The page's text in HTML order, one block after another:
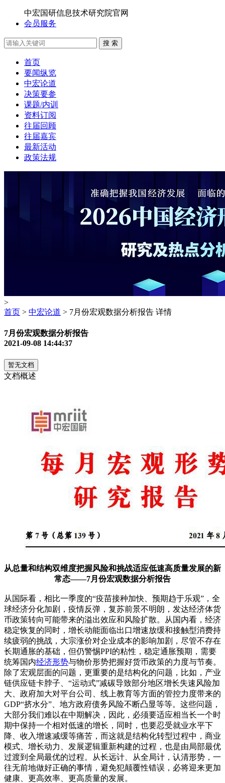
中宏国研信息技术研究院官网
会员服务
搜 索
首页
要闻纵览
中宏论道
决策要参
课题/内训
资料订阅
往届回顾
往届嘉宾
最新活动
政策法规
>
首页 > 中宏论道 > 7月份宏观数据分析报告 详情
7月份宏观数据分析报告
2021-09-08 14:44:37
暂无文档
文档概述
从总量和结构双维度把握风险和挑战适应低速高质量发展的新
常态——7月份宏观数据分析报告
从国际看，相比一季度的“疫苗接种加快、预期趋于乐观”，全
球经济分化加剧，疫情反弹，复苏前景不明朗，发达经济体货
币政策转向可能带来的溢出效应和风险扩散。从国内看，经济
稳定恢复的同时，增长动能面临出口增速放缓和接触型消费持
续疲弱的挑战，大宗涨价对企业成本的影响加剧，尽管不存在
长期通胀的基础，但仍警惕PPI的粘性，稳定通胀预期，需要
统筹国内经济形势与物价形势把握好货币政策的力度与节奏。
除了宏观层面的问题，更重要的是结构化的问题，比如，产业
链供应链卡脖子、“运动式”减碳导致部分地区增长失速风险加
大、政府加大对平台公司、线上教育等方面的管控力度带来的
GDP“挤水分”、地方政府债务风险不断凸显等等。这些问题，
大部分我们难以在中期解决，因此，必须要适应相当长一个时
期中保持一个相对低速的增长，同时，也要忍受就业水平下
降、收入增速减缓等痛苦，而这就是结构化转型过程中，商业
模式、增长动力、发展逻辑重新构建的过程，也是由局部最优
过渡到全局最优的过程。从长远计、从全局计，认清形势，一
往无前地做好正确的事情，避免犯颠覆性错误，必将迎来更加
健康、更高效率、更高质量的发展。